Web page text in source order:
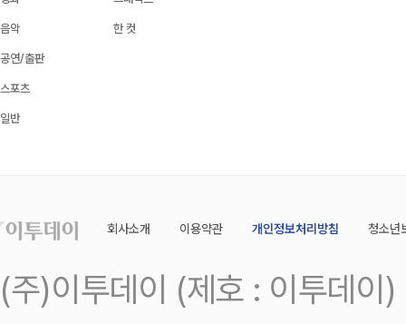
음악
공연/출판
스포츠
일반
한 컷
회사소개 이용약관 개인정보처리방침 청소년
(주)이투데이 (제호 : 이투데